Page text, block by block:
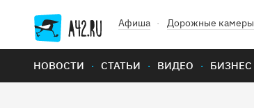
Афиша Дорожные камеры
НОВОСТИ СТАТЬИ ВИДЕО БИЗНЕС